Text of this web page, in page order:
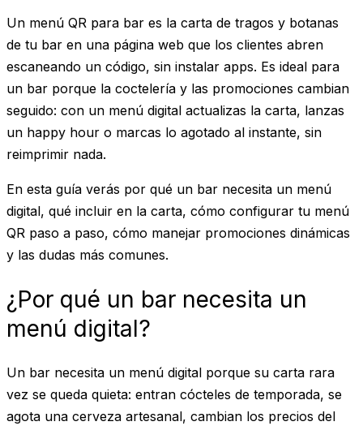
Un menú QR para bar es la carta de tragos y botanas
de tu bar en una página web que los clientes abren
escaneando un código, sin instalar apps. Es ideal para
un bar porque la coctelería y las promociones cambian
seguido: con un menú digital actualizas la carta, lanzas
un happy hour o marcas lo agotado al instante, sin
reimprimir nada.
En esta guía verás por qué un bar necesita un menú
digital, qué incluir en la carta, cómo configurar tu menú
QR paso a paso, cómo manejar promociones dinámicas
y las dudas más comunes.
¿Por qué un bar necesita un
menú digital?
Un bar necesita un menú digital porque su carta rara
vez se queda quieta: entran cócteles de temporada, se
agota una cerveza artesanal, cambian los precios del